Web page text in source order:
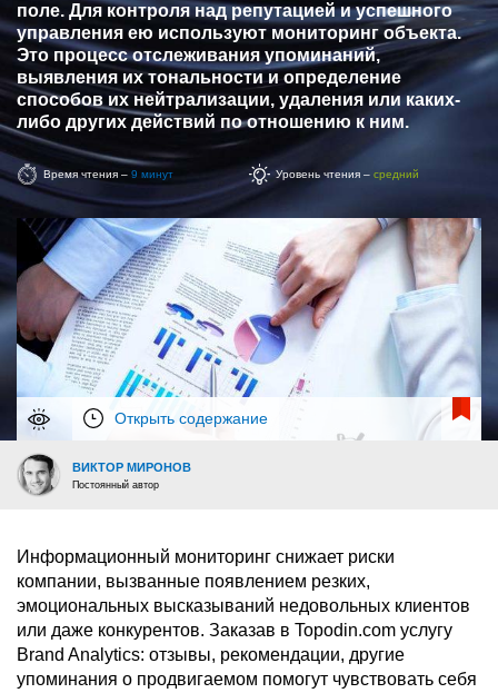
поле. Для контроля над репутацией и успешного
управления ею используют мониторинг объекта.
Это процесс отслеживания упоминаний,
выявления их тональности и определение
способов их нейтрализации, удаления или каких-
либо других действий по отношению к ним.
Время чтения – 9 минут Уровень чтения – средний
Открыть содержание
ВИКТОР МИРОНОВ
Постоянный автор
Информационный мониторинг снижает риски
компании, вызванные появлением резких,
эмоциональных высказываний недовольных клиентов
или даже конкурентов. Заказав в Topodin.com услугу
Brand Analytics: отзывы, рекомендации, другие
упоминания о продвигаемом помогут чувствовать себя